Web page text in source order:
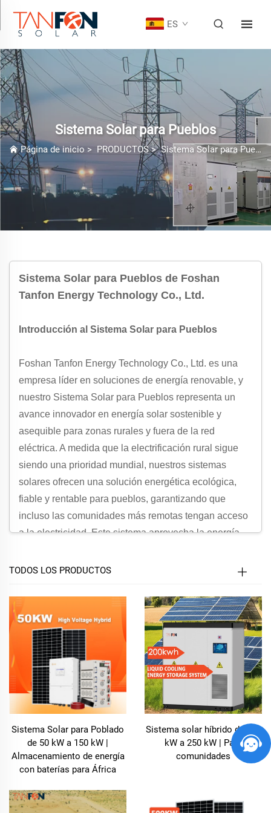
ES
Sistema Solar para Pueblos
Página de inicio > PRODUCTOS>Sistema Solar para Pueblos
Sistema Solar para Pueblos de Foshan
Tanfon Energy Technology Co., Ltd.
Introducción al Sistema Solar para Pueblos
Foshan Tanfon Energy Technology Co., Ltd. es una
empresa líder en soluciones de energía renovable, y
nuestro Sistema Solar para Pueblos representa un
avance innovador en energía solar sostenible y
asequible para zonas rurales y fuera de la red
eléctrica. A medida que la electrificación rural sigue
siendo una prioridad mundial, nuestros sistemas
solares ofrecen una solución energética ecológica,
fiable y rentable para pueblos, garantizando que
incluso las comunidades más remotas tengan acceso
a la electricidad. Este sistema aprovecha la energía
independencia frente a redes eléctricas poco fiables y
Nuestro Sistema Solar para Pueblos está diseñado
específicamente para satisfacer las demandas
energéticas de los hogares, empresas e instituciones
rurales, proporcionando una fuente de energía fiable,
fácil de instalar y de mantener. Gracias a un enfoque
integrado de producción, almacenamiento y gestión
de la energía, este sistema solar permite que los
un impacto ambiental mínimo.
Pueblos
TODOS LOS PRODUCTOS
Sistema Solar para Poblado
de 50 kW a 150 kW |
Almacenamiento de energía
con baterías para África
Sistema solar híbrido de 200
kW a 250 kW | Para
comunidades